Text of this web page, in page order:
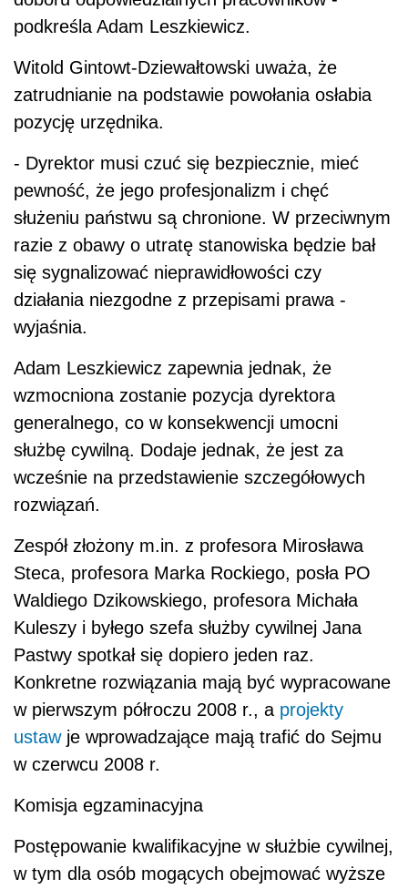
podkreśla Adam Leszkiewicz.
Witold Gintowt-Dziewałtowski uważa, że
zatrudnianie na podstawie powołania osłabia
pozycję urzędnika.
- Dyrektor musi czuć się bezpiecznie, mieć
pewność, że jego profesjonalizm i chęć
służeniu państwu są chronione. W przeciwnym
razie z obawy o utratę stanowiska będzie bał
się sygnalizować nieprawidłowości czy
działania niezgodne z przepisami prawa -
wyjaśnia.
Adam Leszkiewicz zapewnia jednak, że
wzmocniona zostanie pozycja dyrektora
generalnego, co w konsekwencji umocni
służbę cywilną. Dodaje jednak, że jest za
wcześnie na przedstawienie szczegółowych
rozwiązań.
Zespół złożony m.in. z profesora Mirosława
Steca, profesora Marka Rockiego, posła PO
Waldiego Dzikowskiego, profesora Michała
Kuleszy i byłego szefa służby cywilnej Jana
Pastwy spotkał się dopiero jeden raz.
Konkretne rozwiązania mają być wypracowane
w pierwszym półroczu 2008 r., a projekty
ustawje wprowadzające mają trafić do Sejmu
w czerwcu 2008 r.
Komisja egzaminacyjna
Postępowanie kwalifikacyjne w służbie cywilnej,
w tym dla osób mogących obejmować wyższe